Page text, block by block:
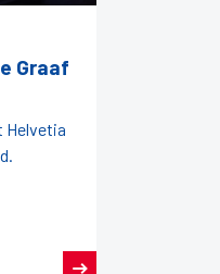
Graaf
Helvetia